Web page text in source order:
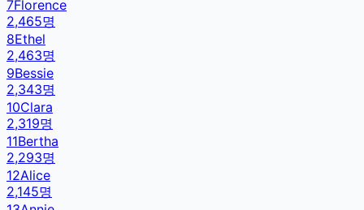
7Florence
2,465명
8Ethel
2,463명
9Bessie
2,343명
10Clara
2,319명
11Bertha
2,293명
12Alice
2,145명